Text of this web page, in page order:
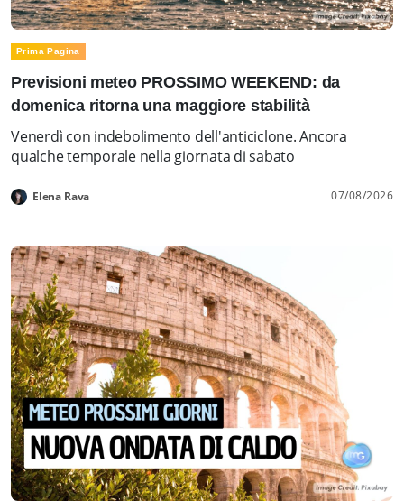
Prima Pagina
Previsioni meteo PROSSIMO WEEKEND: da
domenica ritorna una maggiore stabilità
Venerdì con indebolimento dell'anticiclone. Ancora
qualche temporale nella giornata di sabato
Elena Rava 07/08/2026